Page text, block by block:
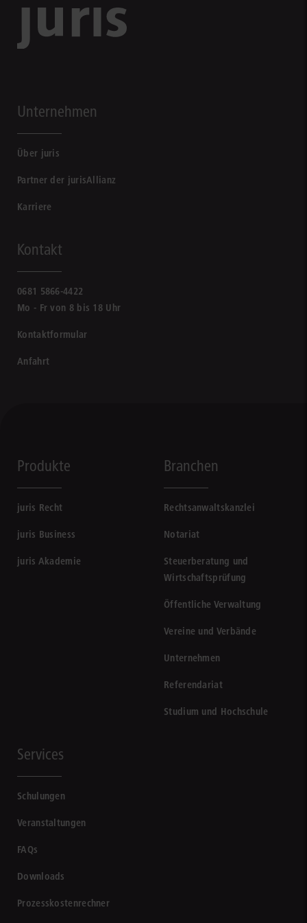
Unternehmen
Über juris
Partner der jurisAllianz
Karriere
Kontakt
0681 5866-4422
Mo - Fr von 8 bis 18 Uhr
Kontaktformular
Anfahrt
Produkte
juris Recht
juris Business
juris Akademie
Branchen
Rechtsanwaltskanzlei
Notariat
Steuerberatung und
Wirtschaftsprüfung
Öffentliche Verwaltung
Vereine und Verbände
Unternehmen
Referendariat
Studium und Hochschule
Services
Schulungen
Veranstaltungen
FAQs
Downloads
Prozesskostenrechner